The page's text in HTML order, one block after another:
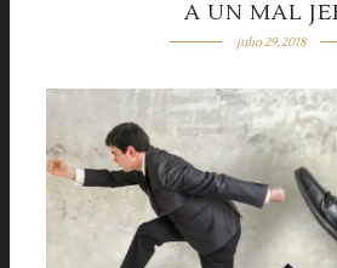
A UN MAL
julio 29, 2018